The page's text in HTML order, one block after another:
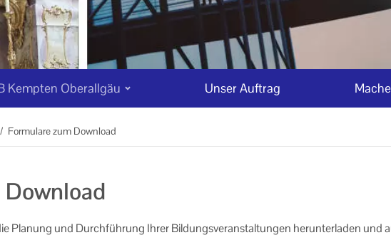
Kempten Oberallgäu Unser Auftrag
/ Formulare zum Download
Planung und Durchführung Ihrer Bildungsveranstaltungen herunterladen und